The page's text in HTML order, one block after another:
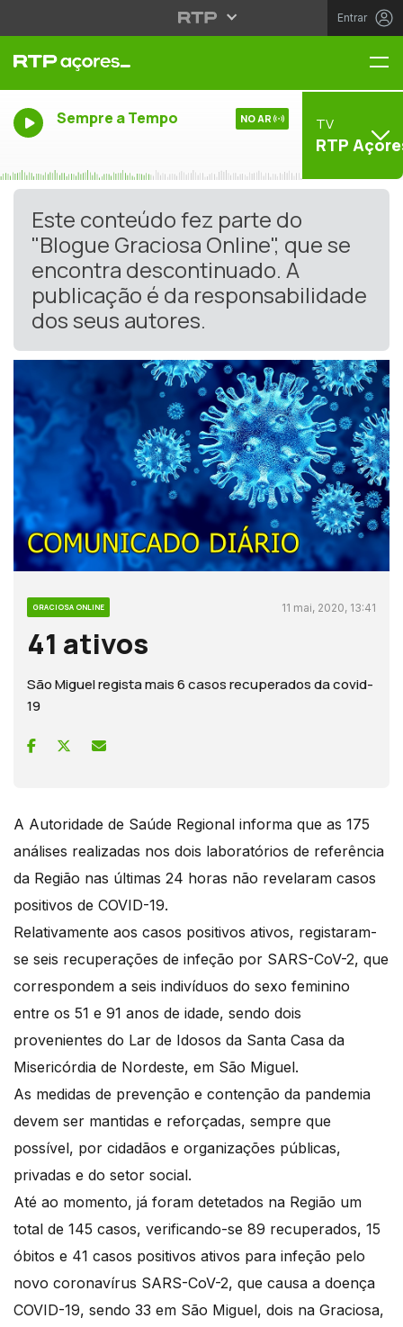
Entrar
Sempre a Tempo NO AR TV
RTP
Este conteúdo fez parte do
"Blogue Graciosa Online", que se
encontra descontinuado. A
publicação é da responsabilidade
dos seus autores.
GRACIOSA ONLINE 11 mai, 2020, 13:41
41 ativos
São Miguel regista mais 6 casos recuperados da covid-
19
A Autoridade de Saúde Regional informa que as 175
análises realizadas nos dois laboratórios de referência
da Região nas últimas 24 horas não revelaram casos
positivos de COVID-19.
Relativamente aos casos positivos ativos, registaram-
se seis recuperações de infeção por SARS-CoV-2, que
correspondem a seis indivíduos do sexo feminino
entre os 51 e 91 anos de idade, sendo dois
provenientes do Lar de Idosos da Santa Casa da
Misericórdia de Nordeste, em São Miguel.
As medidas de prevenção e contenção da pandemia
devem ser mantidas e reforçadas, sempre que
possível, por cidadãos e organizações públicas,
privadas e do setor social.
Até ao momento, já foram detetados na Região um
total de 145 casos, verificando-se 89 recuperados, 15
óbitos e 41 casos positivos ativos para infeção pelo
novo coronavírus SARS-CoV-2, que causa a doença
COVID-19, sendo 33 em São Miguel, dois na Graciosa,